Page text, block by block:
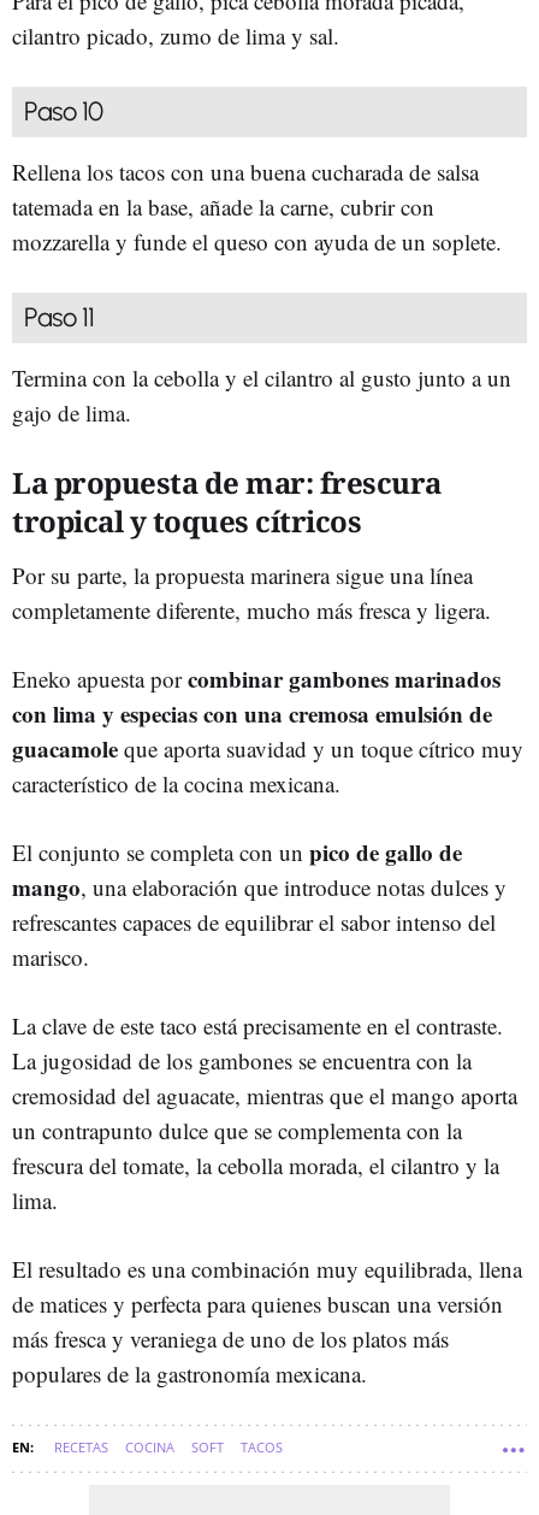
cilantro picado, zumo de lima y sal.
Paso 10
Rellena los tacos con una buena cucharada de salsa
tatemada en la base, añade la carne, cubrir con
mozzarella y funde el queso con ayuda de un soplete.
Paso 11
Termina con la cebolla y el cilantro al gusto junto a un
gajo de lima.
La propuesta de mar: frescura
tropical y toques cítricos
Por su parte, la propuesta marinera sigue una línea
completamente diferente, mucho más fresca y ligera.
Eneko apuesta porcombinar gambones marinados
con lima y especias con una cremosa emulsión de
guacamole que aporta suavidad y un toque cítrico muy
característico de la cocina mexicana.
El conjunto se completa con un pico de gallo de
mango, una elaboración que introduce notas dulces y
refrescantes capaces de equilibrar el sabor intenso del
marisco.
La clave de este taco está precisamente en el contraste.
La jugosidad de los gambones se encuentra con la
cremosidad del aguacate, mientras que el mango aporta
un contrapunto dulce que se complementa con la
frescura del tomate, la cebolla morada, el cilantro y la
lima.
El resultado es una combinación muy equilibrada, llena
de matices y perfecta para quienes buscan una versión
más fresca y veraniega de uno de los platos más
populares de la gastronomía mexicana.
RECETAS COCINA SOFT TACOS